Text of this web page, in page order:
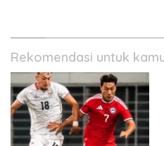
Rekomendasi untuk